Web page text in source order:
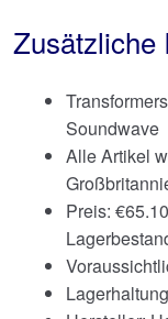
Zusätzliche
Soundwave
Alle Artikel
Preis: €